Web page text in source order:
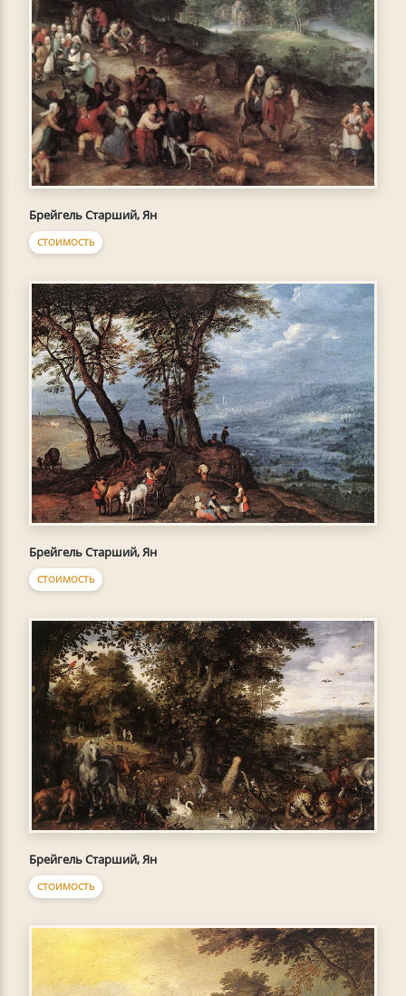
Брейгель Старший, Ян
СТОИМОСТЬ
Брейгель Старший, Ян
СТОИМОСТЬ
Брейгель Старший, Ян
СТОИМОСТЬ